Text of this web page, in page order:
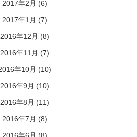
2017年2月 (6)
2017年1月 (7)
2016年12月 (8)
2016年11月 (7)
年10月 (10)
2016年9月 (10)
2016年8月 (11)
2016年7月 (8)
2016年6月 (8)